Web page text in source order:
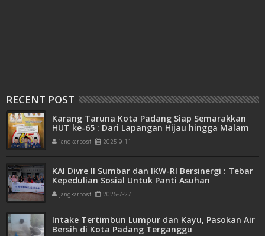
RECENT POST
Karang Taruna Kota Padang Siap Semarakkan
HUT ke-65 : Dari Lapangan Hijau hingga Malam
Kebersamaan
jangkarpost 2025-9-11
KAI Divre II Sumbar dan IKW-RI Bersinergi : Tebar
Kepedulian Sosial Untuk Panti Asuhan
jangkarpost 2025-7-27
Intake Tertimbun Lumpur dan Kayu, Pasokan Air
Bersih di Kota Padang Terganggu